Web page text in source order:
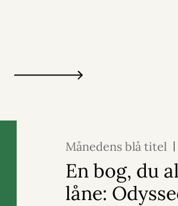
Månedens blå titel
En bog, du
låne: